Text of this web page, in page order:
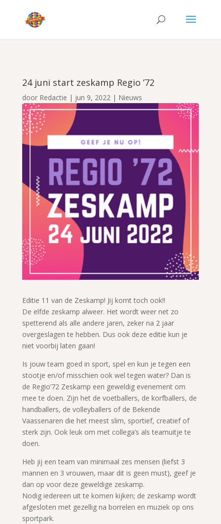
24 juni start zeskamp Regio ’72
door Redactie | jun 9, 2022| Nieuws
Editie 11 van de Zeskamp! Jij komt toch ook!!
De elfde zeskamp alweer. Het wordt weer net zo
spetterend als alle andere jaren, zeker na 2 jaar
overgeslagen te hebben. Dus ook deze editie kun je
niet voorbij laten gaan!
Is jouw team goed in sport, spel en kun je tegen een
stootje en/of misschien ook wel tegen water? Dan is
de Regio’72 Zeskamp een geweldig evenement om
mee te doen. Zijn het de voetballers, de korfballers, de
handballers, de volleyballers of de Bekende
Vaassenaren die het meest slim, sportief, creatief of
sterk zijn. Ook leuk om met collega’s als teamuitje te
doen.
Heb jij een team van minimaal zes mensen (liefst 3
mannen en 3 vrouwen, maar dit is geen must), geef je
dan op voor deze geweldige zeskamp.
Nodig iedereen uit te komen kijken; de zeskamp wordt
afgesloten met gezellig na borrelen en muziek op ons
sportpark.